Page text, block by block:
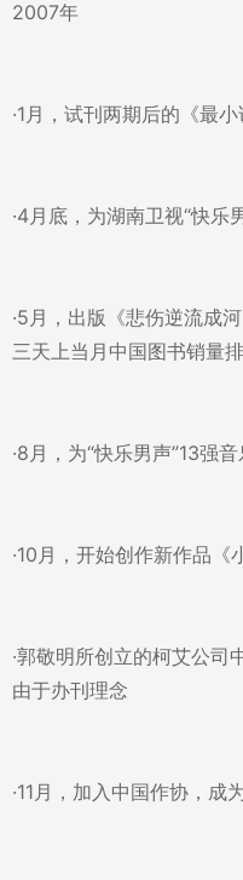
2007年
·1月，试刊两期后的《最
·4月底，为湖南卫视“快乐
·5月，出版《悲伤逆流成
三天上当月中国图书销量
·8月，为“快乐男声”13强
·10月，开始创作新作品《
·郭敬明所创立的柯艾公
由于办刊理念
·11月，加入中国作协，成